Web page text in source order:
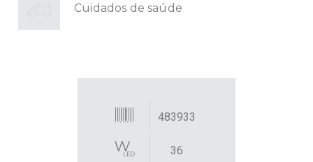
Cuidados de saúde
483933
36